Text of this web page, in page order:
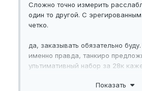
Сложно точно измерить
один то другой. С
четко.
да, заказывать обязательно
именно правда, танкиро
ультимативный набор за 28к
знаний и нет опыта, но если надо
Показать